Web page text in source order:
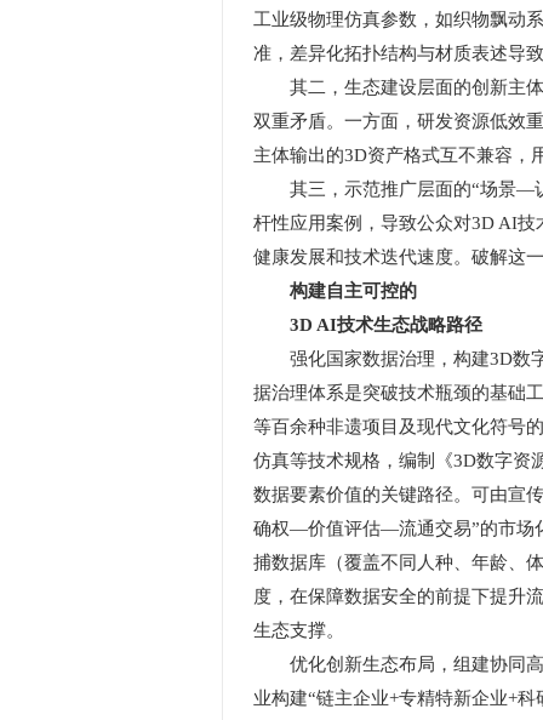
工业级物理仿真参数，如织物飘动
准，差异化拓扑结构与材质表述导
其二，生态建设层面的创新主体
双重矛盾。一方面，研发资源低效
主体输出的3D资产格式互不兼容，
其三，示范推广层面的“场景—认
杆性应用案例，导致公众对3D AI
健康发展和技术迭代速度。破解这
构建自主可控的
3D AI技术生态战略路径
强化国家数据治理，构建3D数字
据治理体系是突破技术瓶颈的基础
等百余种非遗项目及现代文化符号
仿真等技术规格，编制《3D数字资
数据要素价值的关键路径。可由宣
确权—价值评估—流通交易”的市场
捕数据库（覆盖不同人种、年龄、
度，在保障数据安全的前提下提升
生态支撑。
优化创新生态布局，组建协同高
业构建“链主企业+专精特新企业+